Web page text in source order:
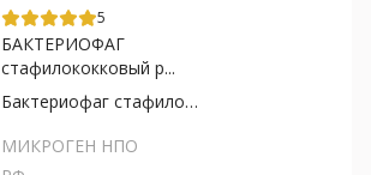
5
БАКТЕРИОФАГ
стафилококковый р...
Бактериофаг стафилококковый
МИКРОГЕН НПО